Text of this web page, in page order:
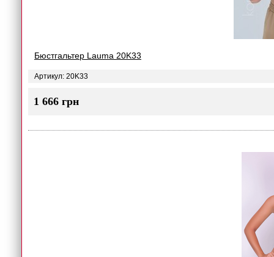
Бюстгальтер Lauma 20K33
Артикул: 20K33
1 666 грн